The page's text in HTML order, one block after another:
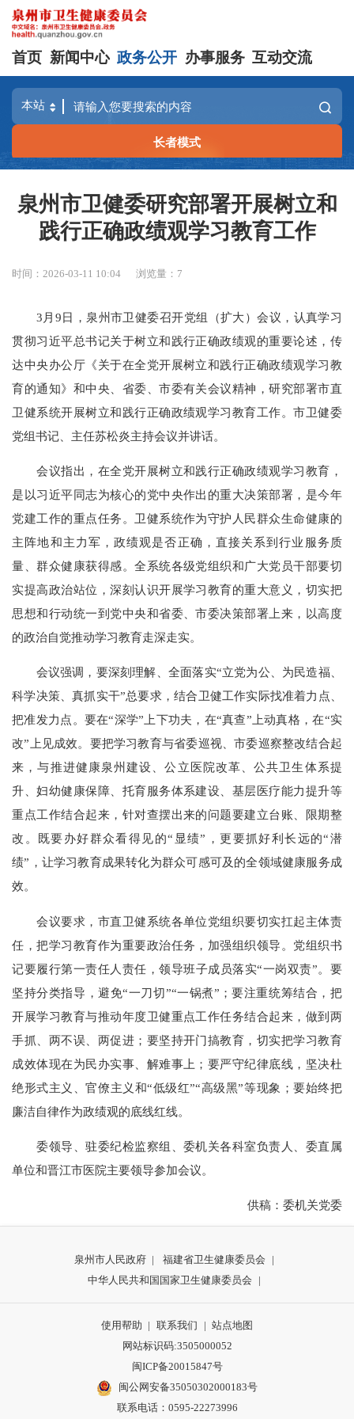
首页 新闻中心 政务公开 办事服务 互动交流
长者模式
泉州市卫健委研究部署开展树立和
践行正确政绩观学习教育工作
时间：2026-03-11 10:04 浏览量： 7
3月9日，泉州市卫健委召开党组（扩大）会议，认真学习
贯彻习近平总书记关于树立和践行正确政绩观的重要论述，传
达中央办公厅《关于在全党开展树立和践行正确政绩观学习教
育的通知》和中央、省委、市委有关会议精神，研究部署市直
卫健系统开展树立和践行正确政绩观学习教育工作。市卫健委
党组书记、主任苏松炎主持会议并讲话。
会议指出，在全党开展树立和践行正确政绩观学习教育，
是以习近平同志为核心的党中央作出的重大决策部署，是今年
党建工作的重点任务。卫健系统作为守护人民群众生命健康的
主阵地和主力军，政绩观是否正确，直接关系到行业服务质
量、群众健康获得感。全系统各级党组织和广大党员干部要切
实提高政治站位，深刻认识开展学习教育的重大意义，切实把
思想和行动统一到党中央和省委、市委决策部署上来，以高度
的政治自觉推动学习教育走深走实。
会议强调，要深刻理解、全面落实“立党为公、为民造福、
科学决策、真抓实干”总要求，结合卫健工作实际找准着力点、
把准发力点。要在“深学”上下功夫，在“真查”上动真格，在“实
改”上见成效。要把学习教育与省委巡视、市委巡察整改结合起
来，与推进健康泉州建设、公立医院改革、公共卫生体系提
升、妇幼健康保障、托育服务体系建设、基层医疗能力提升等
重点工作结合起来，针对查摆出来的问题要建立台账、限期整
改。既要办好群众看得见的“显绩”，更要抓好利长远的“潜
绩”，让学习教育成果转化为群众可感可及的全领域健康服务成
效。
会议要求，市直卫健系统各单位党组织要切实扛起主体责
任，把学习教育作为重要政治任务，加强组织领导。党组织书
记要履行第一责任人责任，领导班子成员落实“一岗双责”。要
坚持分类指导，避免“一刀切”“一锅煮”；要注重统筹结合，把
开展学习教育与推动年度卫健重点工作任务结合起来，做到两
手抓、两不误、两促进；要坚持开门搞教育，切实把学习教育
成效体现在为民办实事、解难事上；要严守纪律底线，坚决杜
绝形式主义、官僚主义和“低级红”“高级黑”等现象；要始终把
廉洁自律作为政绩观的底线红线。
委领导、驻委纪检监察组、委机关各科室负责人、委直属
单位和晋江市医院主要领导参加会议。
供稿：委机关党委
泉州市人民政府 | 福建省卫生健康委员会
|
中华人民共和国国家卫生健康委员会
|
使用帮助 | 联系我们 | 站点地图
网站标识码:3505000052
闽ICP备20015847号
闽公网安备35050302000183号
联系电话：0595-22273996